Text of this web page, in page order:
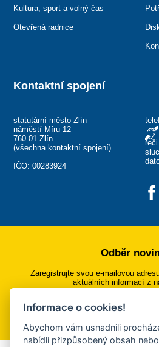
Kontaktní spojení
statutární město Zlín
náměstí Míru 12
760 01 Zlín
(všechna kontaktní spojení)
IČO: 00283924
Kultura, sport a volný čas
Otevřená radnice
Odběr
Zaregistrujte svou e-mailovou
aktuálních informací z
Přihlásit se k
Informace o cookies!
Abychom vám usnadnili
nabídli přizpůsobený obsah